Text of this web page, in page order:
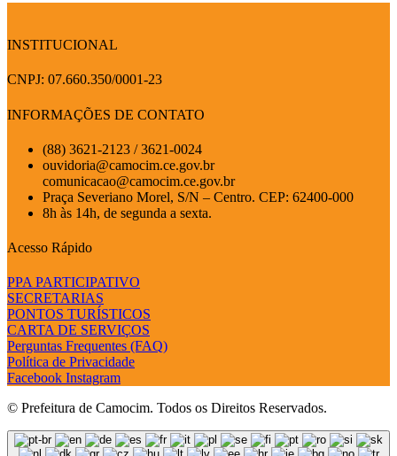
INSTITUCIONAL
CNPJ: 07.660.350/0001-23
INFORMAÇÕES DE CONTATO
(88) 3621-2123 / 3621-0024
ouvidoria@camocim.ce.gov.br
comunicacao@camocim.ce.gov.br
Praça Severiano Morel, S/N – Centro. CEP: 62400-000
8h às 14h, de segunda a sexta.
Acesso Rápido
PPA PARTICIPATIVO
SECRETARIAS
PONTOS TURÍSTICOS
CARTA DE SERVIÇOS
Perguntas Frequentes (FAQ)
Política de Privacidade
Facebook Instagram
© Prefeitura de Camocim. Todos os Direitos Reservados.